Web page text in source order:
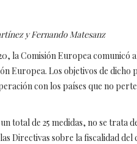
y Fernando Matesanz
la Comisión Europea
Europea. Los objetivos de
con los países que no
total de 25 medidas, no se trata
Directivas sobre la fiscalidad